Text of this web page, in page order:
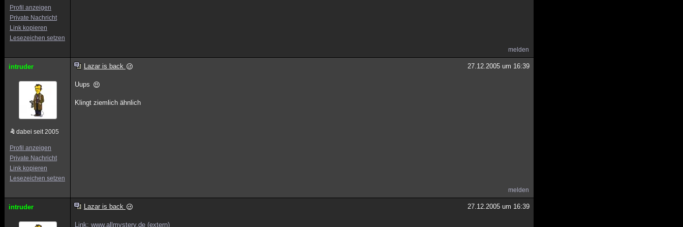
Profil anzeigen
Private Nachricht
Link kopieren
Lesezeichen setzen
melden
intruder
dabei seit 2005
Profil anzeigen
Private Nachricht
Link kopieren
Lesezeichen setzen
Lazar is back 27.12.2005 um 16:39
Uups
Klingt ziemlich ähnlich
melden
intruder Lazar is back 27.12.2005 um 16:39
Link: www.allmystery.de (extern)